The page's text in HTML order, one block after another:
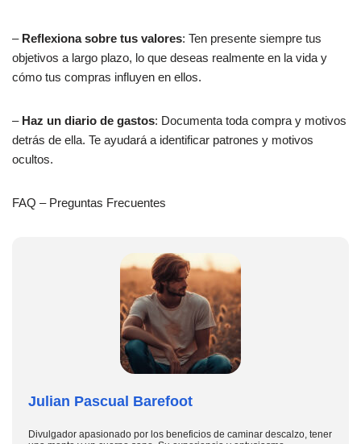
– Reflexiona sobre tus valores: Ten presente siempre tus
objetivos a largo plazo, lo que deseas realmente en la vida y
cómo tus compras influyen en ellos.
– Haz un diario de gastos: Documenta toda compra y motivos
detrás de ella. Te ayudará a identificar patrones y motivos
ocultos.
FAQ – Preguntas Frecuentes
Julian Pascual Barefoot
Divulgador apasionado por los beneficios de caminar descalzo, tener